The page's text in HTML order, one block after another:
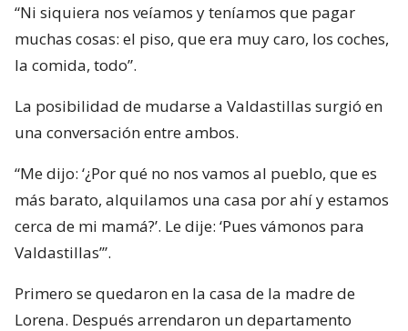
“Ni siquiera nos veíamos y teníamos que pagar
muchas cosas: el piso, que era muy caro, los coches,
la comida, todo”.
La posibilidad de mudarse a Valdastillas surgió en
una conversación entre ambos.
“Me dijo: ‘¿Por qué no nos vamos al pueblo, que es
más barato, alquilamos una casa por ahí y estamos
cerca de mi mamá?’. Le dije: ‘Pues vámonos para
Valdastillas’”.
Primero se quedaron en la casa de la madre de
Lorena. Después arrendaron un departamento